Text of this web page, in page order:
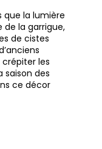
que la lumière
de la garrigue,
de cistes
les
saison des
ce décor